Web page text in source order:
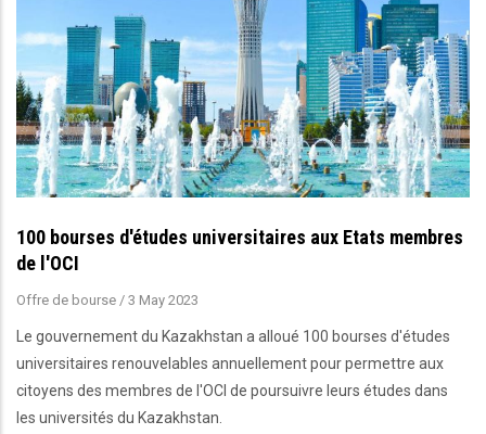
100 bourses d'études universitaires aux Etats membres
de l'OCI
Offre de bourse / 3 May 2023
Le gouvernement du Kazakhstan a alloué 100 bourses d'études
universitaires renouvelables annuellement pour permettre aux
citoyens des membres de l'OCI de poursuivre leurs études dans
les universités du Kazakhstan.